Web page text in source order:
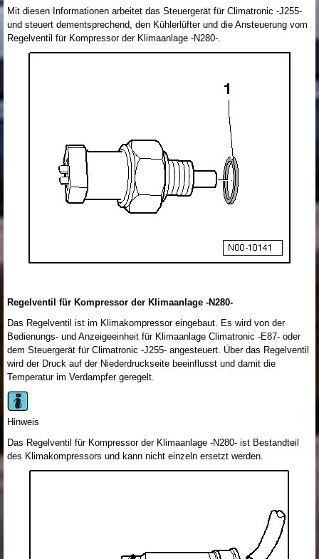
Mit diesen Informationen arbeitet das Steuergerät für Climatronic -J255-
und steuert dementsprechend, den Kühlerlüfter und die Ansteuerung vom
Regelventil für Kompressor der Klimaanlage -N280-.
Regelventil für Kompressor der Klimaanlage -N280-
Das Regelventil ist im Klimakompressor eingebaut. Es wird von der
Bedienungs- und Anzeigeeinheit für Klimaanlage Climatronic -E87- oder
dem Steuergerät für Climatronic -J255- angesteuert. Über das Regelventil
wird der Druck auf der Niederdruckseite beeinflusst und damit die
Temperatur im Verdampfer geregelt.
Hinweis
Das Regelventil für Kompressor der Klimaanlage -N280- ist Bestandteil
des Klimakompressors und kann nicht einzeln ersetzt werden.